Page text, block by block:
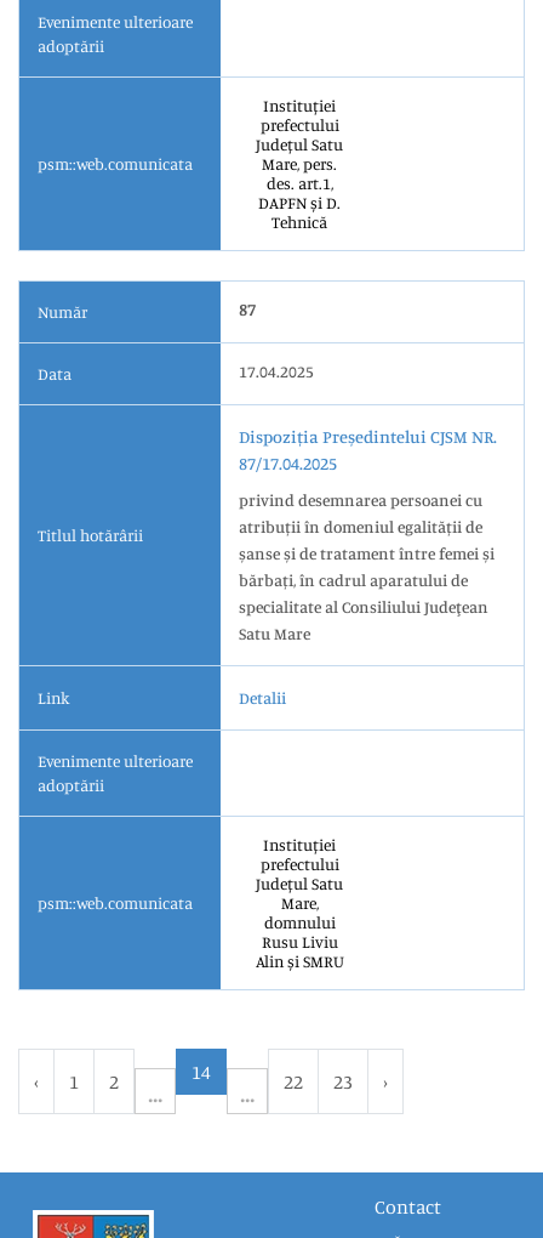
Evenimente ulterioare
adoptării
psm::web.comunicata
Instituției
prefectului
Județul Satu
Mare, pers.
des. art.1,
DAPFN și D.
Tehnică
Număr 87
Data 17.04.2025
Titlul hotărârii
Dispoziția Președintelui CJSM NR.
87/17.04.2025
privind desemnarea persoanei cu
atribuții în domeniul egalității de
șanse și de tratament între femei și
bărbați, în cadrul aparatului de
specialitate al Consiliului Judeţean
Satu Mare
Link Detalii
Evenimente ulterioare
adoptării
psm::web.comunicata
Instituției
prefectului
Județul Satu
Mare,
domnului
Rusu Liviu
Alin și SMRU
‹ 1 2 14 22 23 ›
Contact